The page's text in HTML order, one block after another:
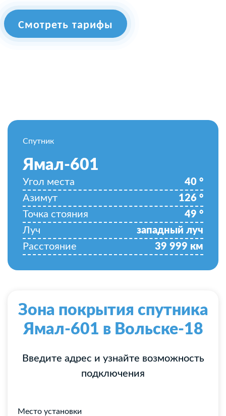
Смотреть тарифы
Спутник
Ямал-601
Угол места 40 °
Азимут
126 °
Точка стояния
49 °
Луч
западный луч
Расстояние
39 999 км
Зона покрытия спутника
Ямал-601 в Вольске-18
Введите адрес и узнайте возможность
подключения
Место установки